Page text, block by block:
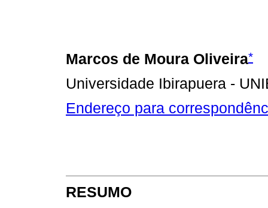
Marcos de Moura Oliveira*
Universidade Ibirapuera -
Endereço para
RESUMO